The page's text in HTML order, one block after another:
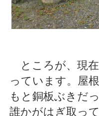
ところが、現
っています。屋
もと銅板ぶきだ
誰かがはぎ取っ